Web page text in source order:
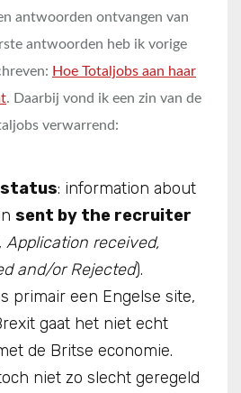
antwoorden ontvangen van
antwoorden heb ik vorige
Hoe Totaljobs aan haar
. Daarbij vond ik een zin van de
verwarrend:
: information about
sent by the recruiter
Application received,
and/or Rejected).
primair een Engelse site,
gaat het niet echt
de Britse economie.
niet zo slecht geregeld